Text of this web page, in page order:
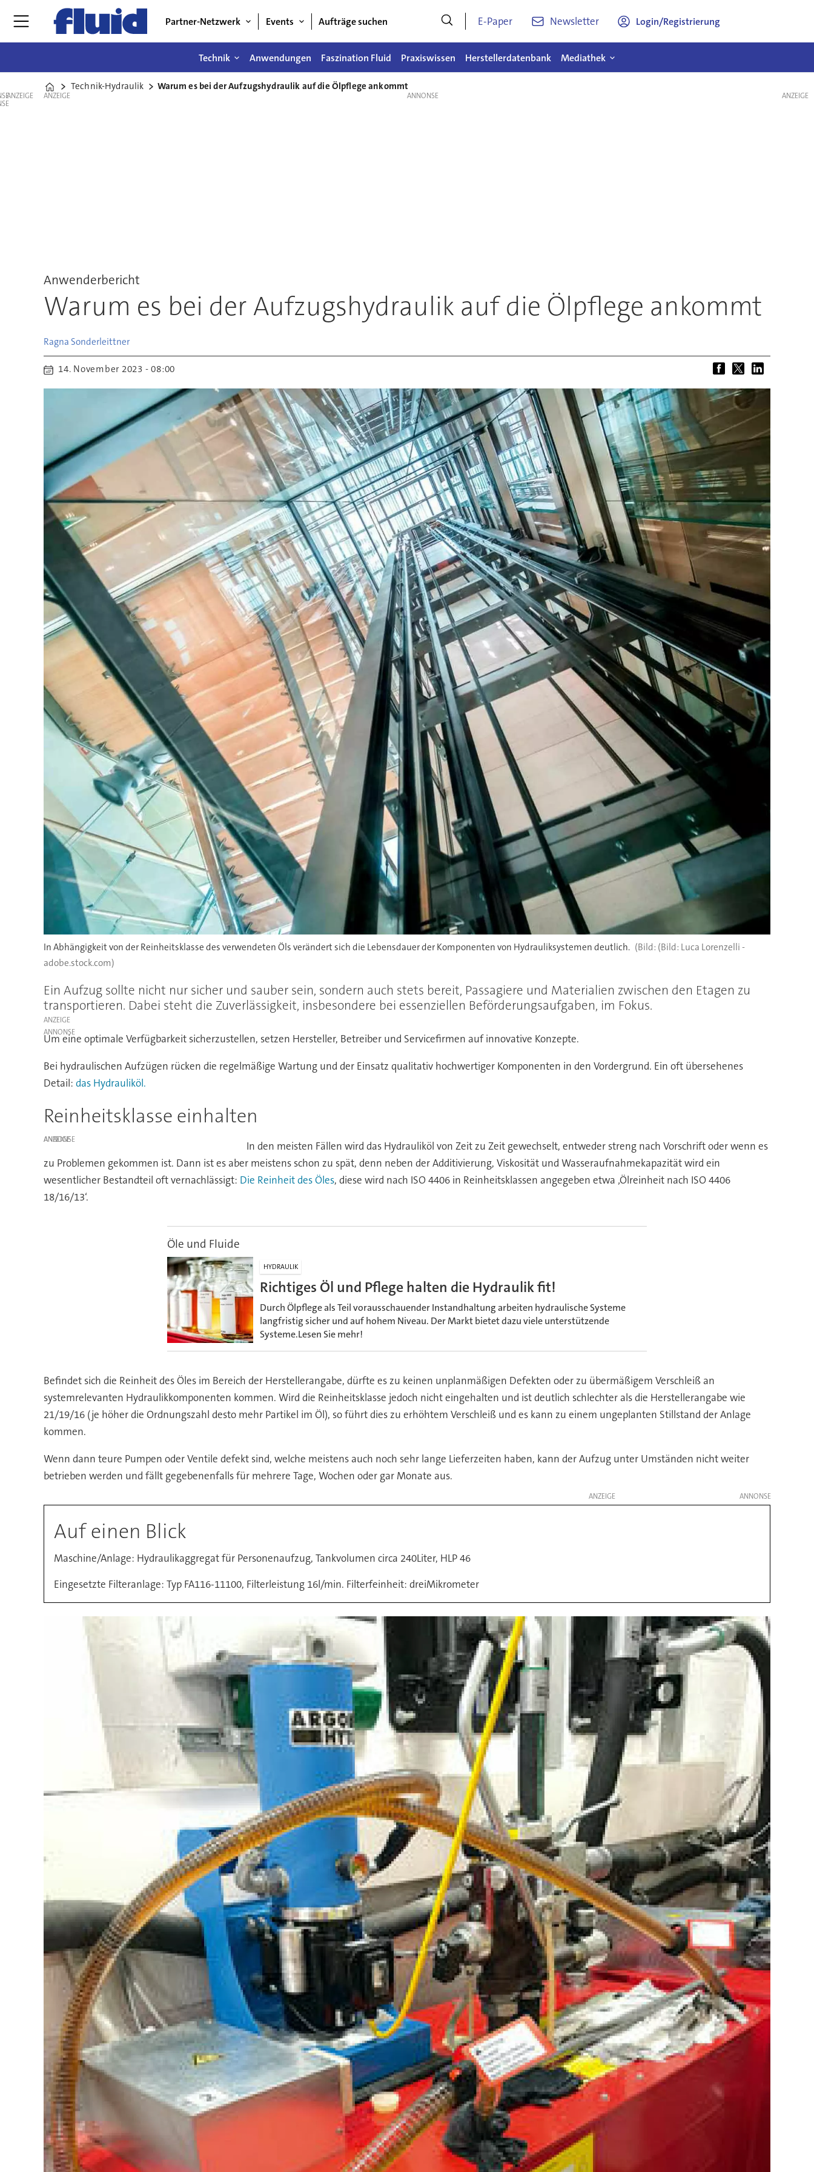
Partner-Netzwerk Events Aufträge suchen E-Paper Newsletter Login/Registrierung
Technik Anwendungen Faszination Fluid Praxiswissen Herstellerdatenbank Mediathek
Home
Technik-Hydraulik Warum es bei der Aufzugshydraulik auf die Ölpflege ankommt
ANZEIGE ANZEIGE
Anwenderbericht
Warum es bei der Aufzugshydraulik auf die Ölpflege ankommt
Ragna Sonderleittner
14. November 2023 - 08:00
In Abhängigkeit von der Reinheitsklasse des verwendeten Öls verändert sich die Lebensdauer der Komponenten von Hydrauliksystemen deutlich.
(Bild: Luca Lorenzelli -
adobe.stock.com)
Ein Aufzug sollte nicht nur sicher und sauber sein, sondern auch stets bereit, Passagiere und Materialien zwischen den Etagen zu
transportieren. Dabei steht die Zuverlässigkeit, insbesondere bei essenziellen Beförderungsaufgaben, im Fokus.
ANZEIGE
Um eine optimale Verfügbarkeit sicherzustellen, setzen Hersteller, Betreiber und Servicefirmen auf innovative Konzepte.
Bei hydraulischen Aufzügen rücken die regelmäßige Wartung und der Einsatz qualitativ hochwertiger Komponenten in den Vordergrund. Ein oft übersehenes
Detail: das Hydrauliköl.
Reinheitsklasse einhalten
ANZEIGE
In den meisten Fällen wird das Hydrauliköl von Zeit zu Zeit gewechselt, entweder streng nach Vorschrift oder wenn es
zu Problemen gekommen ist. Dann ist es aber meistens schon zu spät, denn neben der Additivierung, Viskosität und Wasseraufnahmekapazität wird ein
wesentlicher Bestandteil oft vernachlässigt: Die Reinheit des Öles, diese wird nach ISO 4406 in Reinheitsklassen angegeben etwa ‚Ölreinheit nach ISO 4406
18/16/13‘.
Öle und Fluide
HYDRAULIK
Richtiges Öl und Pflege halten die Hydraulik fit!
Durch Ölpflege als Teil vorausschauender Instandhaltung arbeiten hydraulische Systeme
langfristig sicher und auf hohem Niveau. Der Markt bietet dazu viele unterstützende
Systeme.Lesen Sie mehr!
Befindet sich die Reinheit des Öles im Bereich der Herstellerangabe, dürfte es zu keinen unplanmäßigen Defekten oder zu übermäßigem Verschleiß an
systemrelevanten Hydraulikkomponenten kommen. Wird die Reinheitsklasse jedoch nicht eingehalten und ist deutlich schlechter als die Herstellerangabe wie
21/19/16 (je höher die Ordnungszahl desto mehr Partikel im Öl), so führt dies zu erhöhtem Verschleiß und es kann zu einem ungeplanten Stillstand der Anlage
kommen.
Wenn dann teure Pumpen oder Ventile defekt sind, welche meistens auch noch sehr lange Lieferzeiten haben, kann der Aufzug unter Umständen nicht weiter
betrieben werden und fällt gegebenenfalls für mehrere Tage, Wochen oder gar Monate aus.
ANZEIGE
Auf einen Blick
Maschine/Anlage: Hydraulikaggregat für Personenaufzug, Tankvolumen circa 240Liter, HLP 46
Eingesetzte Filteranlage: Typ FA116-11100, Filterleistung 16l/min. Filterfeinheit: dreiMikrometer
ANZEIGE